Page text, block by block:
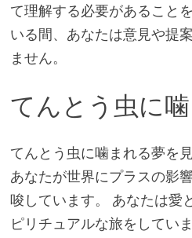
て理解する必要があること
いる間、あなたは意見や提
ません。
てんとう虫に
てんとう虫に噛まれる夢を
あなたが世界にプラスの影
唆しています。 あなたは愛
ピリチュアルな旅をしてい